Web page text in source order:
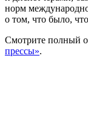
норм
о том, что было,
Смотрите полный
прессы».